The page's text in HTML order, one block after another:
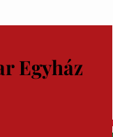
Egyház